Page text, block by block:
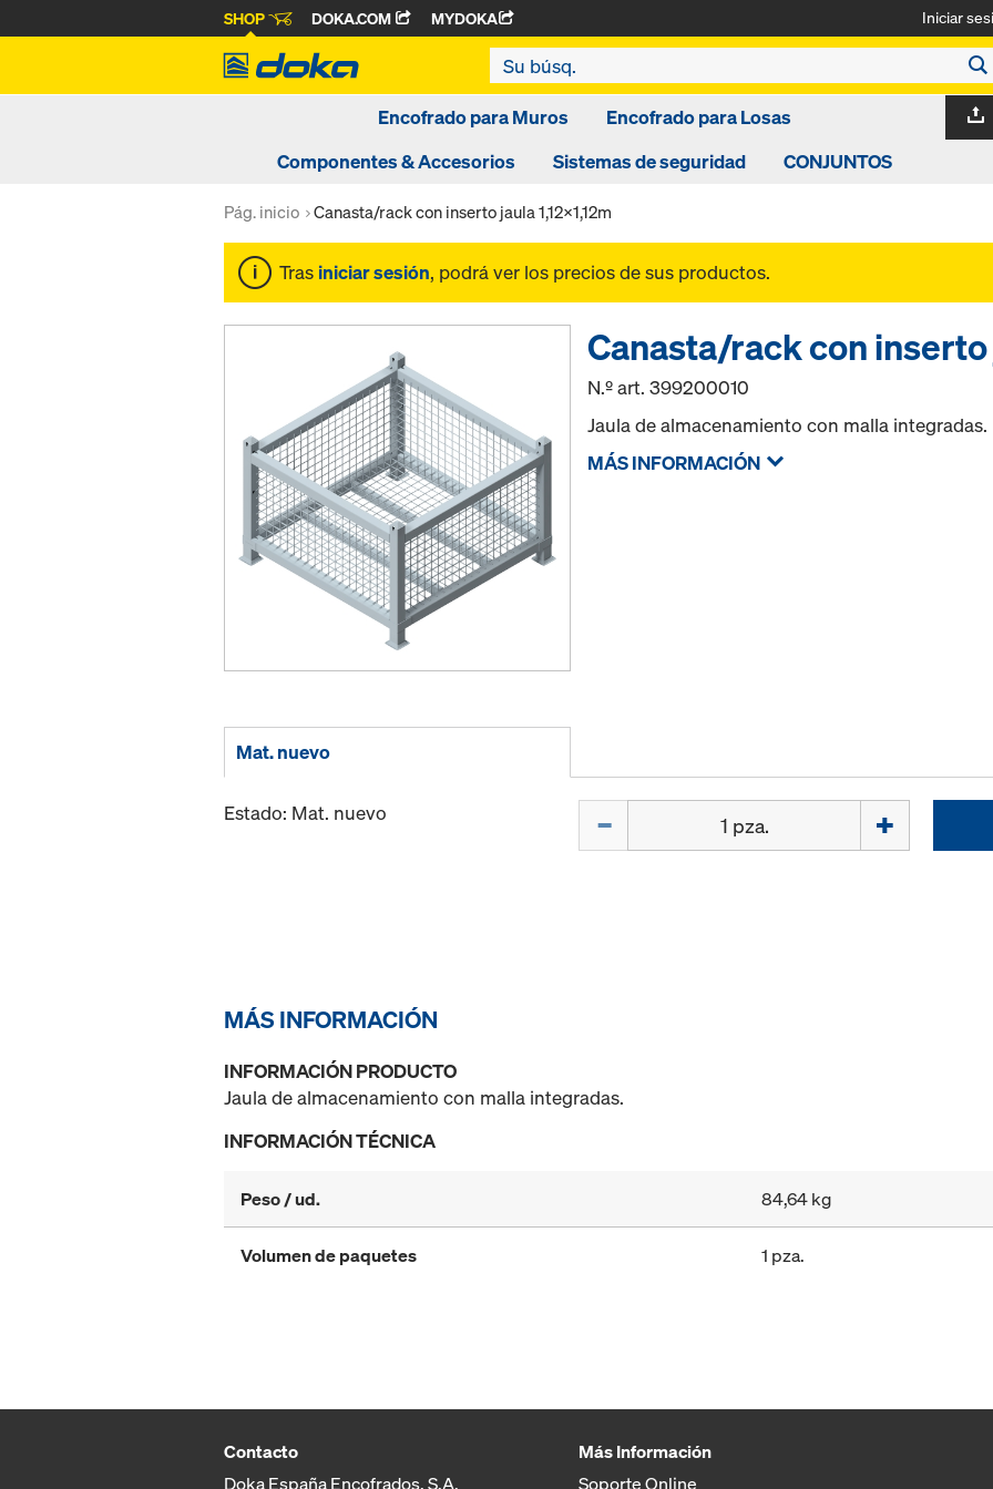
SHOP DOKA.COM MYDOKA Iniciar
Encofrado para Muros
Encofrado para Losas
Componentes & Accesorios
Sistemas de seguridad CONJUNTOS
Pág. inicio Canasta/rack con inserto jaula 1,12x1,12m
Tras iniciar sesión, podrá ver los precios de sus productos.
Canasta/rack con inserto
N.º art.399200010
Jaula de almacenamiento con malla integradas.
MÁS INFORMACIÓN
Mat. nuevo
Estado: Mat. nuevo
MÁS INFORMACIÓN
INFORMACIÓN PRODUCTO
Jaula de almacenamiento con malla integradas.
INFORMACIÓN TÉCNICA
Peso / ud. 84,64 kg
Volumen de paquetes 1 pza.
Contacto
Doka España Encofrados, S.A.
Más Información
Soporte Online